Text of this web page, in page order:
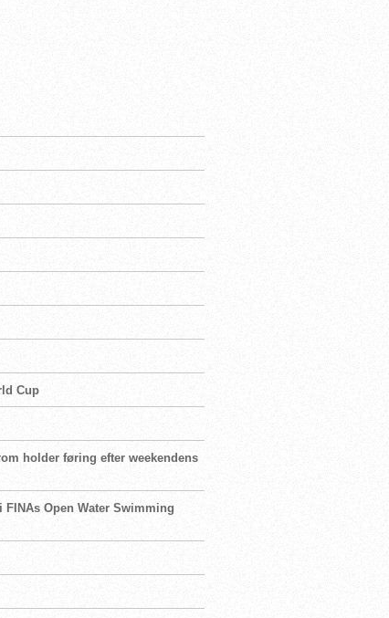
Cup
holder føring efter weekendens
Open Water Swimming